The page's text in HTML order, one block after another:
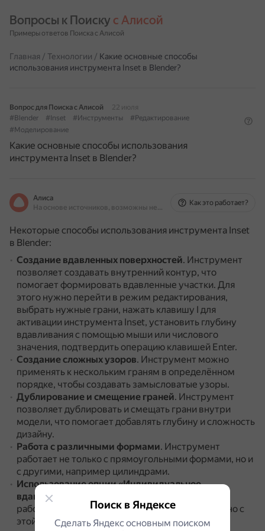
Вопросы к Поиску с Алисой
Примеры ответов Поиска с Алисой
Главная / Технологии / Какие основные способы
использования инструмента Inset в Blender?
Вопрос для Поиска с Алисой
22 июля
#Blender
#Inset #Инструменты
#Редактирование
#Моделирование
Какие основные способы использования
инструмента Inset в Blender?
Алиса
На основе источников, возможны неточности
Как это работает?
Некоторые способы использования инструмента Inset
в Blender:
Создание вдавленных поверхностей. Инструмент
позволяет создавать внутренний контур, что
помогает формировать вдавленные участки. Для
этого нужно перейти в режим редактирования,
выбрать нужные грани, нажать клавишу I для
активации инструмента Inset, установить глубину
вдавливания с помощью мыши или числового
значения, подтвердить операцию клавишей Enter.
Создание сложных узоров. Инструмент можно
применять к нескольким граням в определённом
порядке, чтобы создавать замысловатые узоры.
Дублирование и смещение граней. Инструмент
позволяет дублировать и смещать грани внутри
модели, что помогает добавлять глубину и сложность
дизайну.
Работа с различными формами. Инструмент
работает не только с прямоугольными формами, но и
с другими, например цилиндрами.
Использование опции «Индивидуальное
вдавливание»
работает на области вокруг выбранных граней, но с
этой опцией каждое выбранное лицо можно
Поиск в Яндексе
Сделать Яндекс основным поиском